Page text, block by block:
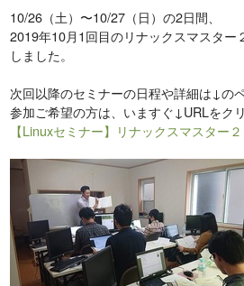
10/26（土）〜10/27（日）の2日間、
2019年10月1回目のリナックスマスター
しました。
次回以降のセミナーの日程や詳細は↓の
参加ご希望の方は、いますぐ↓URLをク
【Linuxセミナー】リナックスマスター